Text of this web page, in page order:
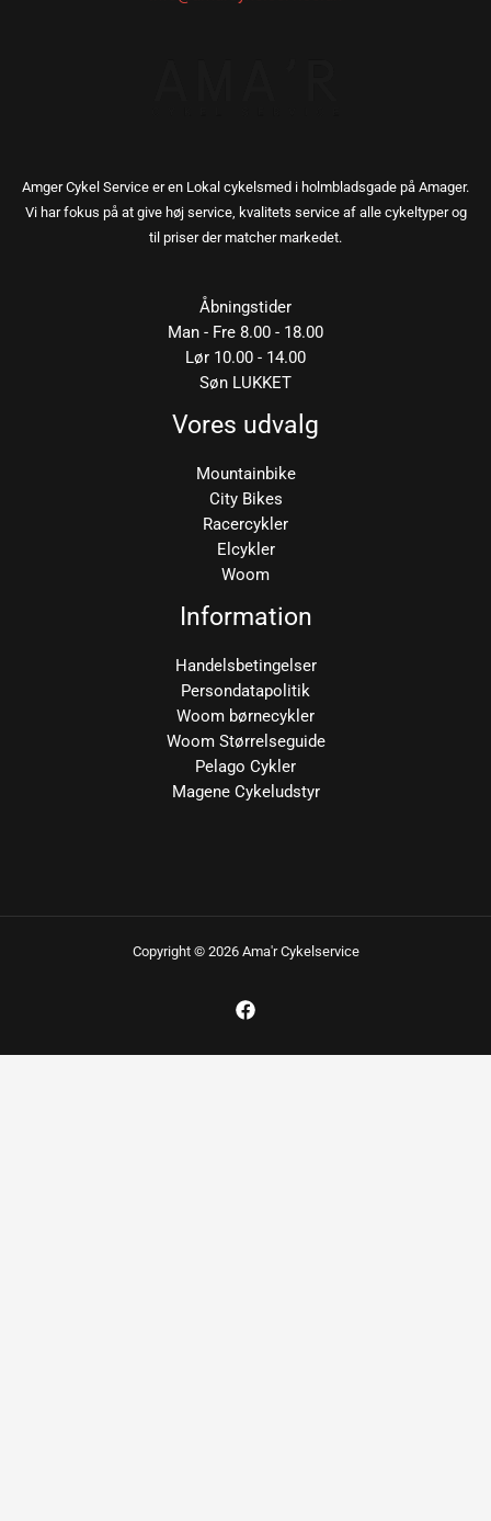
Amger Cykel Service er en Lokal cykelsmed i holmbladsgade på Amager.
Vi har fokus på at give høj service, kvalitets service af alle cykeltyper og
til priser der matcher markedet.
Åbningstider
Man - Fre 8.00 - 18.00
Lør 10.00 - 14.00
Søn LUKKET
Vores udvalg
Mountainbike
City Bikes
Racercykler
Elcykler
Woom
Information
Handelsbetingelser
Persondatapolitik
Woom børnecykler
Woom Størrelseguide
Pelago Cykler
Magene Cykeludstyr
Copyright © 2026 Ama'r Cykelservice